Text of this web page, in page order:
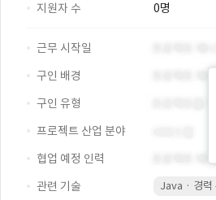
지원자 수
0명
근무 시작일
구인 배경
구인 유형
프로젝트 산업 분야
협업 예정 인력
관련 기술
Java · 경력